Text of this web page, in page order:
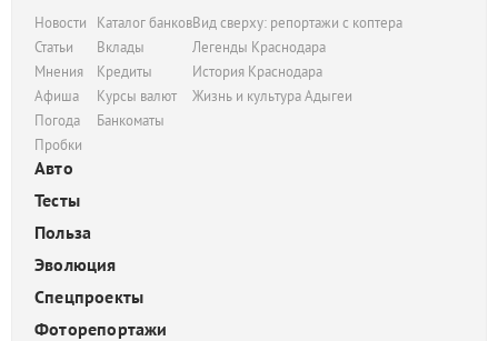
Новости
Статьи
Мнения
Афиша
Погода
Пробки
Каталог банков
Вклады
Кредиты
Курсы валют
Банкоматы
Вид сверху: репортажи с коптера
Легенды Краснодара
История Краснодара
Жизнь и культура Адыгеи
Авто
Тесты
Польза
Эволюция
Спецпроекты
Фоторепортажи